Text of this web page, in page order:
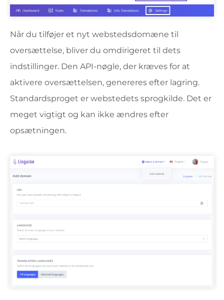
Når du tilføjer et nyt webstedsdomæne til
oversættelse, bliver du omdirigeret til dets
indstillinger. Den API-nøgle, der kræves for at
aktivere oversættelsen, genereres efter lagring.
Standardsproget er webstedets sprogkilde. Det er
meget vigtigt og kan ikke ændres efter
opsætningen.